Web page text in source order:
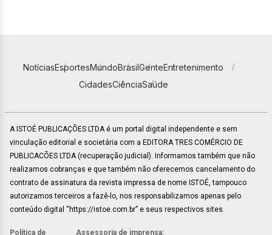
NotíciasEsportesMundoBrasilGenteEntretenimento
CidadesCiênciaSaúde
A ISTOÉ PUBLICAÇÕES LTDA é um portal digital independente e sem
vinculação editorial e societária com a EDITORA TRES COMÉRCIO DE
PUBLICACÕES LTDA (recuperação judicial). Informamos também que não
realizamos cobranças e que também não oferecemos cancelamento do
contrato de assinatura da revista impressa de nome ISTOÉ, tampouco
autorizamos terceiros a fazê-lo, nos responsabilizamos apenas pelo
conteúdo digital “https://istoe.com.br” e seus respectivos sites.
Política de Assessoria de imprensa: